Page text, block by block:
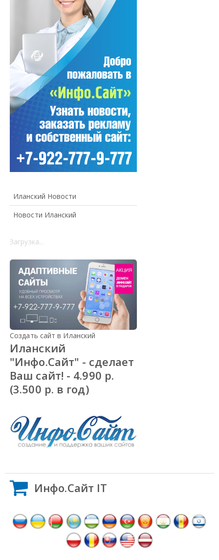
Иланский Новости
Новости Иланский
Загрузка...
Создать сайт в Иланский
Иланский
"Инфо.Сайт" - сделает
Ваш сайт! - 4.990 р.
(3.500 р. в год)
Инфо.Сайт IT